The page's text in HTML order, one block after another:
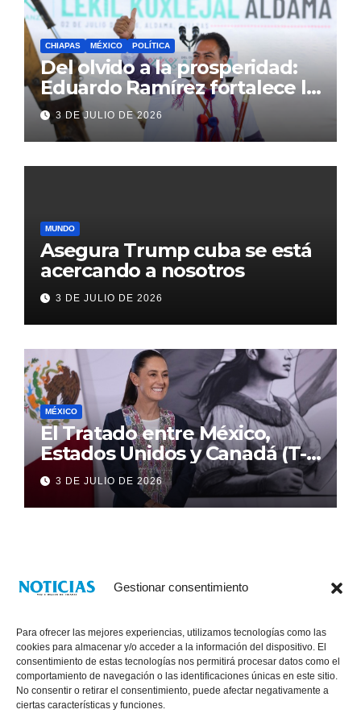
Gestionar consentimiento
Para ofrecer las mejores experiencias, utilizamos tecnologías como las
cookies para almacenar y/o acceder a la información del dispositivo. El
consentimiento de estas tecnologías nos permitirá procesar datos como el
comportamiento de navegación o las identificaciones únicas en este sitio.
No consentir o retirar el consentimiento, puede afectar negativamente a
ciertas características y funciones.
CHIAPAS MÉXICO POLÍTICA
Del olvido a la prosperidad:
Eduardo Ramírez fortalece la
transformación de Aldama
con inversión histórica
3 DE JULIO DE 2026
MUNDO
Asegura Trump cuba se está
acercando a nosotros
3 DE JULIO DE 2026
MÉXICO
El Tratado entre México,
Estados Unidos y Canadá (T-
MEC) se mantiene hasta el
2036: Presidenta Claudia
Sheinbaum
3 DE JULIO DE 2026
® Derechos Reservados 2026|